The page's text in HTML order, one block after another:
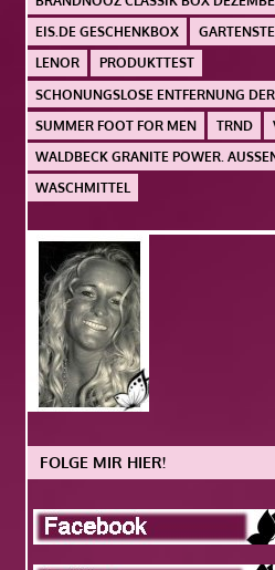
EIS.DE GESCHENKBOX
LENOR
PRODUKTTEST
SCHONUNGSLOSE ENTFERNUNG
SUMMER FOOT FOR MEN
TRND
WALDBECK GRANITE POWER.
WASCHMITTEL
FOLGE MIR HIER!